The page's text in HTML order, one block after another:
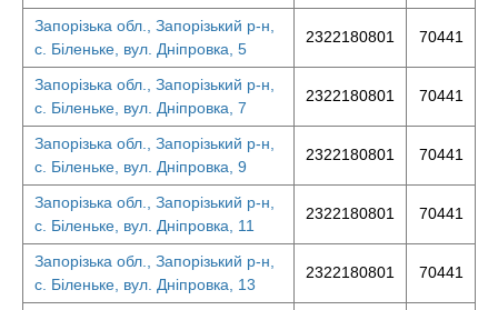
Запорізька обл., Запорізький р-н,
с. Біленьке, вул. Дніпровка, 5
2322180801 70441
Запорізька обл., Запорізький р-н,
с. Біленьке, вул. Дніпровка, 7
2322180801 70441
Запорізька обл., Запорізький р-н,
с. Біленьке, вул. Дніпровка, 9
2322180801 70441
Запорізька обл., Запорізький р-н,
с. Біленьке, вул. Дніпровка, 11
2322180801 70441
Запорізька обл., Запорізький р-н,
с. Біленьке, вул. Дніпровка, 13
2322180801 70441